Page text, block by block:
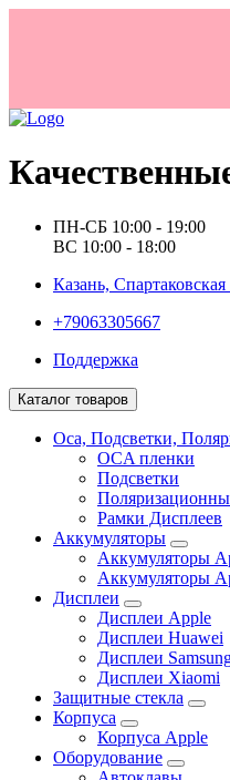
ПН-СБ 10:00 - 19:00
ВС 10:00 - 18:00
Казань,
+79063305667
Поддержка
Каталог товаров
Oca, Подсветки,
OCA пленки
Подсветки
Рамки Дисплеев
Аккумуляторы
Аккумуляторы
Аккумуляторы
Дисплеи
Дисплеи Apple
Дисплеи Huawei
Дисплеи
Дисплеи Xiaomi
Защитные стекла
Корпуса
Корпуса Apple
Оборудование